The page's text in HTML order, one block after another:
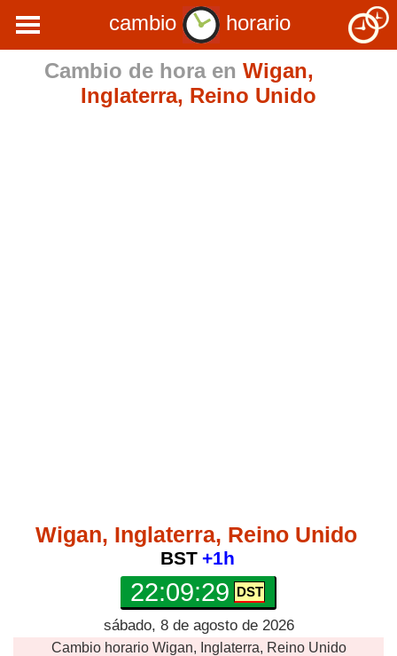
cambio
horario
Cambio de hora en Wigan,
Inglaterra, Reino Unido
Wigan, Inglaterra, Reino Unido
BST +1h
22:09:29
sábado, 8 de agosto de 2026
Cambio horario Wigan, Inglaterra, Reino Unido